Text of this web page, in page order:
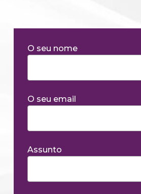
O seu nome
O seu email
Assunto